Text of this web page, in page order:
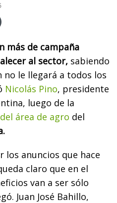
más de campaña
al sector, sabiendo
le llegará a todos los
Nicolás Pino, presidente
luego de la
área de agro del
los anuncios que hace
claro que en el
van a ser sólo
Juan José Bahillo,